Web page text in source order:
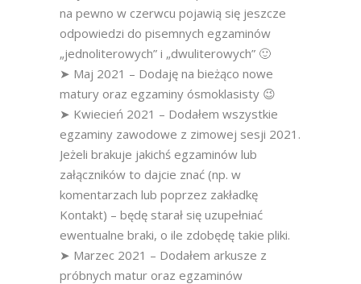
na pewno w czerwcu pojawią się jeszcze
odpowiedzi do pisemnych egzaminów
„jednoliterowych” i „dwuliterowych” 🙂
➤ Maj 2021 – Dodaję na bieżąco nowe
matury oraz egzaminy ósmoklasisty 😉
➤ Kwiecień 2021 – Dodałem wszystkie
egzaminy zawodowe z zimowej sesji 2021.
Jeżeli brakuje jakichś egzaminów lub
załączników to dajcie znać (np. w
komentarzach lub poprzez zakładkę
Kontakt) – będę starał się uzupełniać
ewentualne braki, o ile zdobędę takie pliki.
➤ Marzec 2021 – Dodałem arkusze z
próbnych matur oraz egzaminów